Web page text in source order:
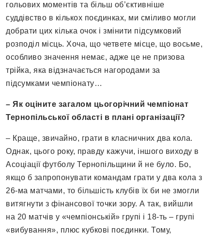
гольових моментів та більш об’єктивніше
суддівство в кількох поєдинках, ми сміливо могли
добрати цих кілька очок і змінити підсумковий
розподіл місць. Хоча, що четвете місце, що восьме,
особливо значення немає, адже це не призова
трійка, яка відзначається нагородами за
підсумками чемпіонату…
– Як оціните загалом цьогорічний чемпіонат
Тернопільської області в плані організації?
– Краще, звичайно, грати в класничних два кола.
Однак, цього року, правду кажучи, іншого виходу в
Асоціації футболу Тернопільщини й не було. Бо,
якщо б запропонувати командам грати у два кола з
26-ма матчами, то більшість клубів їх би не змогли
витягнути з фінансової точки зору. А так, вийшли
на 20 матчів у «чемпіонській» групі і 18-ть – групі
«вибування», плюс кубкові поєдинки. Тому,